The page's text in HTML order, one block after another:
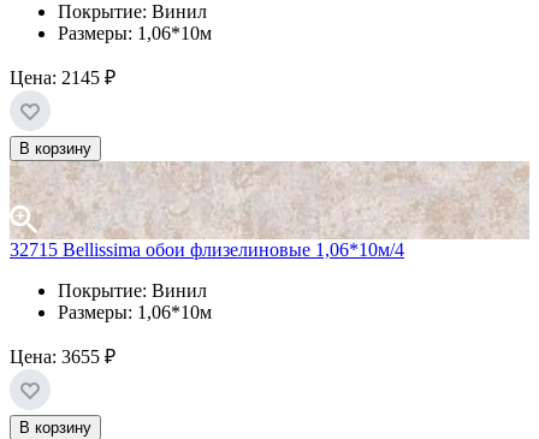
Покрытие: Винил
Размеры: 1,06*10м
Цена: 2145 ₽
В корзину
32715 Bellissima обои флизелиновые 1,06*10м/4
Покрытие: Винил
Размеры: 1,06*10м
Цена: 3655 ₽
В корзину